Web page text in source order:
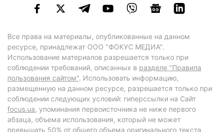
Все права на материалы, опубликованные на данном
ресурсе, принадлежат ООО "ФОКУС МЕДИА".
Использование материалов разрешается только при
соблюдении требований, описанных в разделе "Правила
пользования сайтом". Использовать информацию,
размещенную на данном ресурсе, разрешается только при
соблюдении следующих условий: гиперссылки на Сайт
focus.ua, упоминания первоисточника не ниже первого
абзаца, объема использования, который не может
превышать 50% от общего объема оригинального текста,